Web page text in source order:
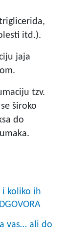
itd.).
jaja
tzv.
široko
do
i koliko ih
vas… ali do